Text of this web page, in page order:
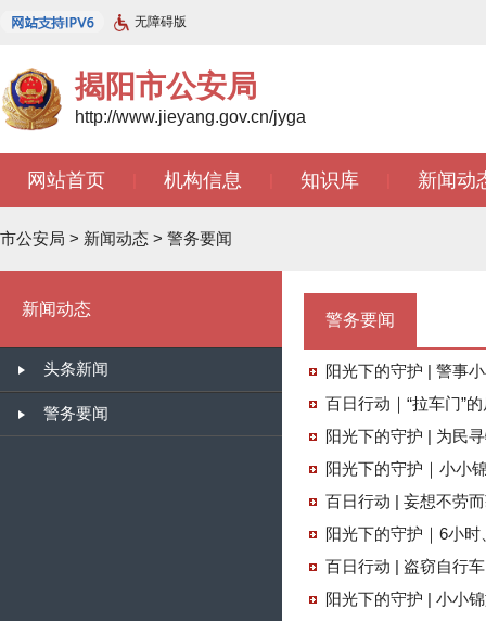
无障碍版
揭阳市公安局
http://www.jieyang.gov.cn/jyga
网站首页 机构信息 知识库 新闻动
市公安局 > 新闻动态 > 警务要闻
新闻动态
头条新闻
警务要闻
警务要闻
阳光下的守护 | 警事
百日行动｜“拉车门”
阳光下的守护 | 为民
阳光下的守护｜小小
百日行动 | 妄想不劳
阳光下的守护｜6小
百日行动 | 盗窃自行
阳光下的守护 | 小小